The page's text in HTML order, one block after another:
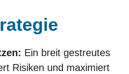
Ein breit gestreutes
Risiken und maximiert